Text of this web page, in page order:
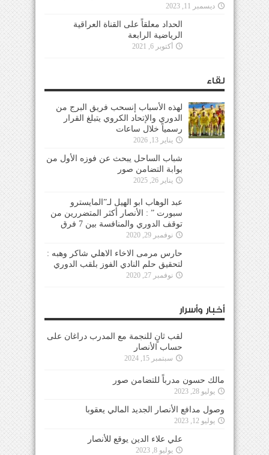
ديسمبر 11, 2023
الحداد معلقاً على القناة العراقية
الرياضية الرابعة
أكتوبر 6, 2021
لقاء
لهذه الأسباب إنسحب فريق البرج من
الدوري والإتحاد الكروي يتبلغ القرار
رسمياً خلال ساعات
يناير 13, 2026
شباب الساحل يبحث عن فوزه الأول من
بوابة التضامن صور
يناير 26, 2025
عبد الوهاب ابو الهيل لـ”المايسترو
سبورت ” : الأنصار أكثر المتضررين من
توقف الدوري والمنافسة بين 7 فرق
نوفمبر 29, 2020
حارس مرمى الاخاء الاهلي شاكر وهبه :
لتحقيق حلم النادي الفوز بلقب الدوري
نوفمبر 27, 2020
أخبار وأسرار
لقب ثانٍ للنجمة مع المدرب دراغان على
حساب الأنصار
سبتمبر 15, 2024
مالك حسون مدرباً للتضامن صور
يوليو 28, 2023
وصول مدافع الأنصار الجديد المالي يعقوبا
يوليو 12, 2023
علي علاء الدين يوقع للأنصار
يوليو 8, 2023